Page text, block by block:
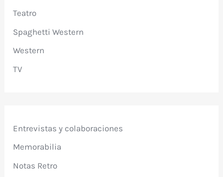
Teatro
Spaghetti Western
Western
TV
Entrevistas y colaboraciones
Memorabilia
Notas Retro